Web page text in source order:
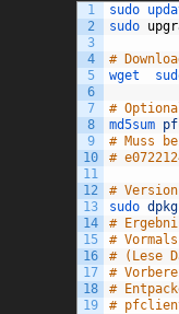
1
2
3
4
5
6
7
8
9
10
11
12
13
14
15
16
17
18
19
sudo
sudo
#
wget
#
md5sum
# Muss
#
#
sudo dpkg
#
#
# (Lese
#
#
#